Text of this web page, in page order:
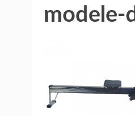
modele-d